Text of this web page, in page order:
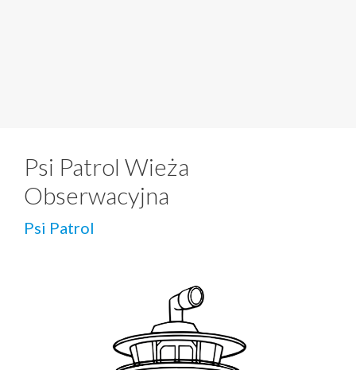
Psi Patrol Wieża
Obserwacyjna
Psi Patrol